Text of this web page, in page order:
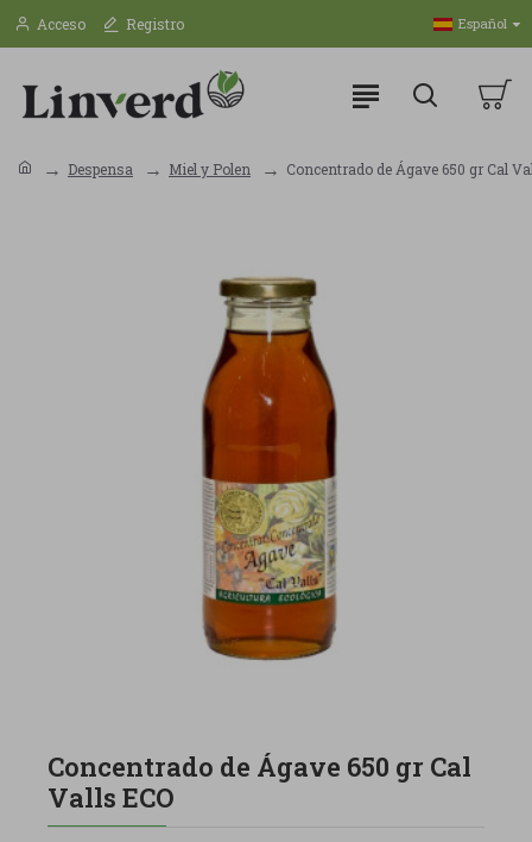
Acceso Registro Español
Despensa Miel y Polen Concentrado de Ágave 650 gr Cal
Concentrado de Ágave 650 gr Cal
Valls ECO